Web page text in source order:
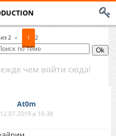
из 2 « 1 2
чем войти сюда!
At0m
12.07.2019 в 16:38